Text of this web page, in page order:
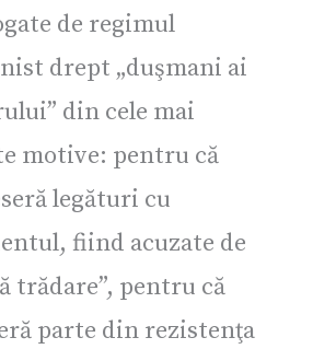
de regimul
drept „duşmani ai
din cele mai
motive: pentru că
legături cu
fiind acuzate de
trădare”, pentru că
parte din rezistenţa